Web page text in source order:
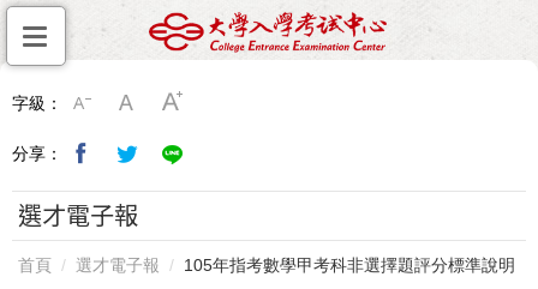
字級：
分享：
選才電子報
首頁 選才電子報 105年指考數學甲考科非選擇題評分標準說明